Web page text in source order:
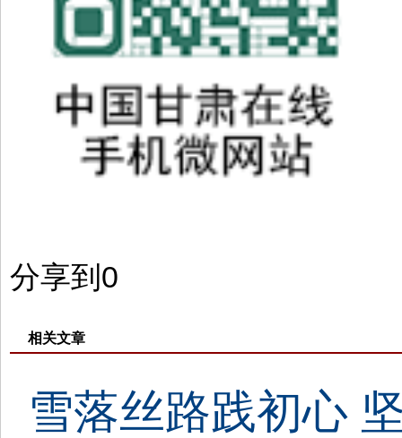
分享到0
相关文章
雪落丝路践初心